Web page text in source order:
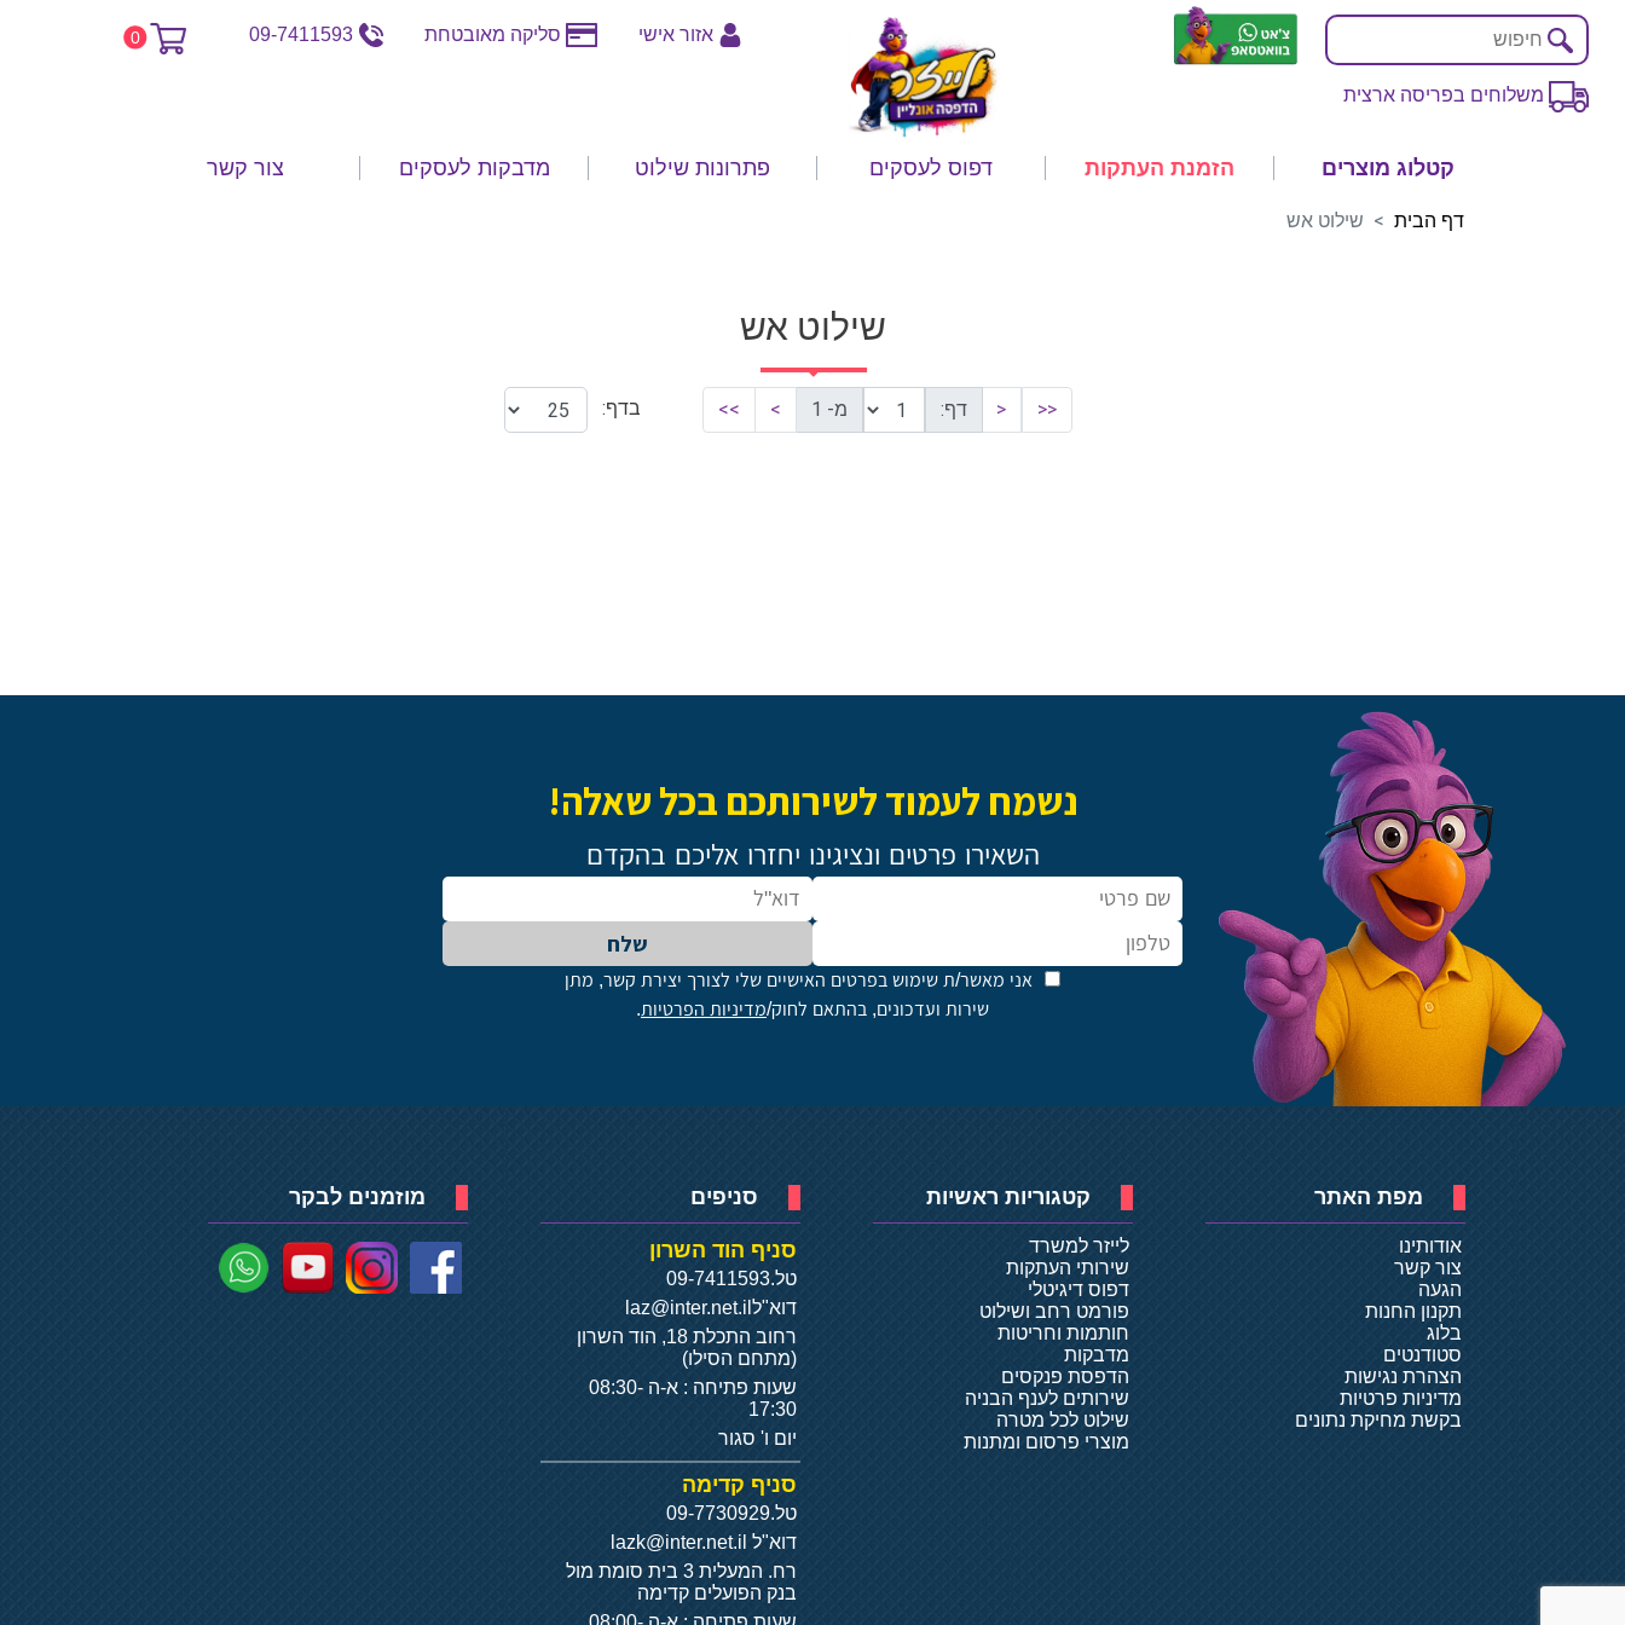
משלוחים בפריסה ארצית
אזור אישי סליקה מאובטחת 09-7411593
0
קטלוג מוצרים הזמנת העתקות דפוס לעסקים פתרונות שילוט מדבקות לעסקים צור קשר
דף הבית שילוט אש
שילוט אש
<<
< דף: מ- 1 >
>> בדף:
נשמח לעמוד לשירותכם בכל שאלה!
השאירו פרטים ונציגינו יחזרו אליכם בהקדם
שלח
אני מאשר/ת שימוש בפרטים האישיים שלי לצורך יצירת קשר, מתן
שירות ועדכונים, בהתאם לחוק/מדיניות הפרטיות.
מפת האתר
אודותינו
צור קשר
הגעה
תקנון החנות
בלוג
סטודנטים
הצהרת נגישות
מדיניות פרטיות
בקשת מחיקת נתונים
קטגוריות ראשיות
לייזר למשרד
שירותי העתקות
דפוס דיגיטלי
פורמט רחב ושילוט
חותמות וחריטות
מדבקות
הדפסת פנקסים
שירותים לענף הבניה
שילוט לכל מטרה
מוצרי פרסום ומתנות
סניפים
סניף הוד השרון
טל.09-7411593
דוא"ל laz@inter.net.il
רחוב התכלת 18, הוד השרון
(מתחם הסילו)
שעות פתיחה : א-ה 08:30-
17:30
יום ו' סגור
סניף קדימה
טל.09-7730929
דוא"ל
רח. המעלית 3 בית סומת מול
בנק הפועלים קדימה
מוזמנים לבקר